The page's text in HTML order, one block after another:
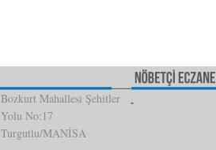
Bozkurt Mahallesi Şehitler
Yolu No:17
Turgutlu/MANİSA